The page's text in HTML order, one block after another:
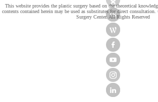
This website provides the plastic surgery based on the theoretical
contents contained herein may be used as substitutes for direct
Surgery Center. All Rights Reserved